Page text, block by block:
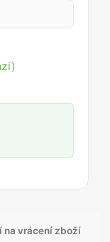
na vrácení zboží